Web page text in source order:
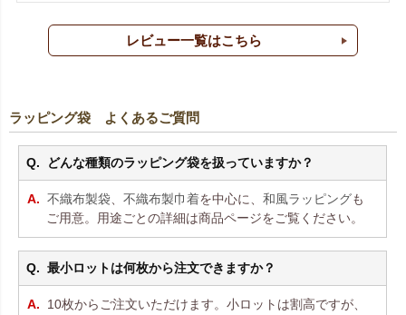
レビュー一覧はこちら
ラッピング袋 よくあるご質問
どんな種類のラッピング袋を扱っていますか？
不織布製袋、 不織布製巾着を中心に、 和風ラッピングも
ご用意。用途ごとの詳細は商品ページをご覧ください。
最小ロットは何枚から注文できますか？
10枚からご注文いただけます。小ロットは割高ですが、